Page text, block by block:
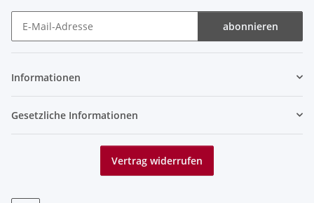
abonnieren
Informationen
Gesetzliche Informationen
Vertrag widerrufen